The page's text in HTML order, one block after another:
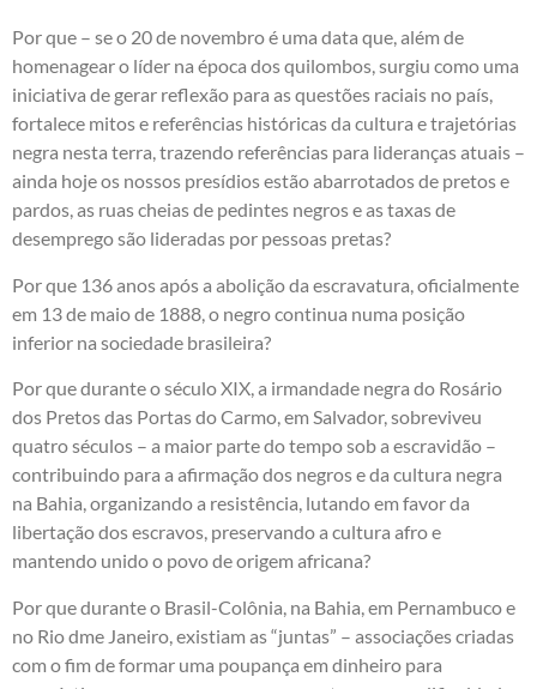
Por que – se o 20 de novembro é uma data que, além de
homenagear o líder na época dos quilombos, surgiu como uma
iniciativa de gerar reflexão para as questões raciais no país,
fortalece mitos e referências históricas da cultura e trajetórias
negra nesta terra, trazendo referências para lideranças atuais –
ainda hoje os nossos presídios estão abarrotados de pretos e
pardos, as ruas cheias de pedintes negros e as taxas de
desemprego são lideradas por pessoas pretas?
Por que 136 anos após a abolição da escravatura, oficialmente
em 13 de maio de 1888, o negro continua numa posição
inferior na sociedade brasileira?
Por que durante o século XIX, a irmandade negra do Rosário
dos Pretos das Portas do Carmo, em Salvador, sobreviveu
quatro séculos – a maior parte do tempo sob a escravidão –
contribuindo para a afirmação dos negros e da cultura negra
na Bahia, organizando a resistência, lutando em favor da
libertação dos escravos, preservando a cultura afro e
mantendo unido o povo de origem africana?
Por que durante o Brasil-Colônia, na Bahia, em Pernambuco e
no Rio dme Janeiro, existiam as “juntas” – associações criadas
com o fim de formar uma poupança em dinheiro para